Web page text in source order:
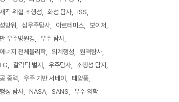
적 위협 소행성
화성 탐사
ISS
방위
심우주탐사 아르테미스
보이저
우주망원경
우주 탐사
너지 천체물리학
외계행성
원격탐사
갈락틱 벌지 우주탐사
소행성 탐지
중력
우주 기반 서베이
태양풍
성 탐사
NASA SANS 우주 의학